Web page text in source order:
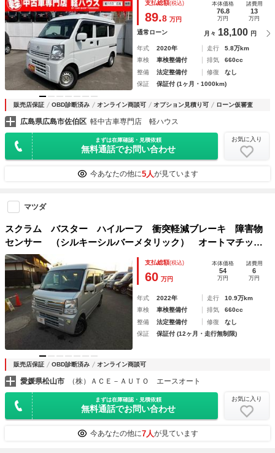
ラー Ｗエアバック ＡＢＳ パワステ パワーウィンドウ
支払総額(税込)
89.8 万円
本体価格
76.8
万円
諸費用
13
万円
通常ローン 月々 18,100 円
年式 2020年 走行
5.8万km
車検
車検整備付 排気
660cc
整備
法定整備付 修復
なし
保証
保証付 (1ヶ月・1000km)
販売店保証 OBD診断済み オンライン商談可 オプション見積り可 ローン仮審査
広島県広島市佐伯区 軽中古車専門店 軽ハウス
まずは在庫確認・見積依頼
無料通話でお問い合わせ
お気に入り
今あなたの他に5人が見ています
マツダ
スクラム バスター ハイルーフ 衝突軽減ブレーキ 障害物
センサー （シルキーシルバーメタリック） オートマチック
ハイビーム ＥＴＣ キーレスエントリー ドライブレコーダ
ー メモリーナビ
支払総額(税込)
60 万円
本体価格
54
万円
諸費用
6
万円
年式 2022年 走行
10.9万km
車検
車検整備付 排気
660cc
整備
法定整備付 修復
なし
保証
保証付 (12ヶ月・走行無制限)
販売店保証 OBD診断済み オンライン商談可
愛媛県松山市 （株）ＡＣＥ－ＡＵＴＯ エースオート
まずは在庫確認・見積依頼
無料通話でお問い合わせ
お気に入り
今あなたの他に7人が見ています